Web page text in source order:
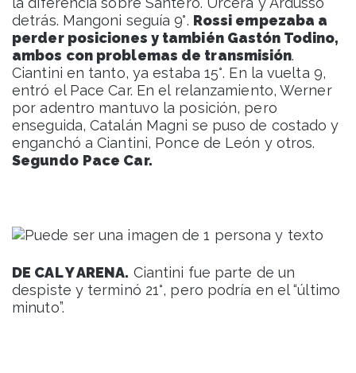
detrás. Mangoni seguía 9°. Rossi empezaba a
perder posiciones y también Gastón Todino,
ambos con problemas de transmisión.
Ciantini en tanto, ya estaba 15°. En la vuelta 9,
entró el Pace Car. En el relanzamiento, Werner
por adentro mantuvo la posición, pero
enseguida, Catalán Magni se puso de costado y
enganchó a Ciantini, Ponce de León y otros.
Segundo Pace Car.
DE CAL Y ARENA. Ciantini fue parte de un
despiste y terminó 21°, pero podría en el “último
minuto”.